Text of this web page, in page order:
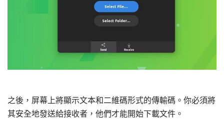
之後，屏幕上將顯示文本和二維碼形式的傳輸碼。你必須將
其安全地發送給接收者，他們才能開始下載文件。